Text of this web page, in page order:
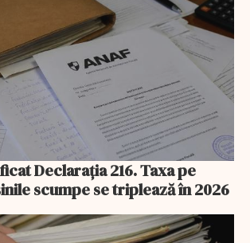
Declarația 216. Taxa pe
scumpe se triplează în 2026